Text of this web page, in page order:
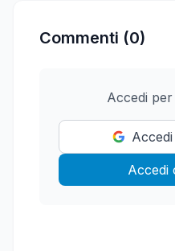
Commenti (0)
Accedi
Accedi